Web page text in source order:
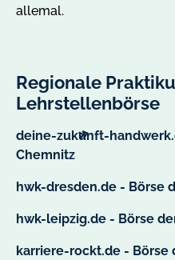
allemal.
Regionale
Lehrstellenbörse
deine-zukunft-
Chemnitzexterner
hwk-dresden.de - Börse
hwk-leipzig.de - Börse
karriere-rockt.de - Börse